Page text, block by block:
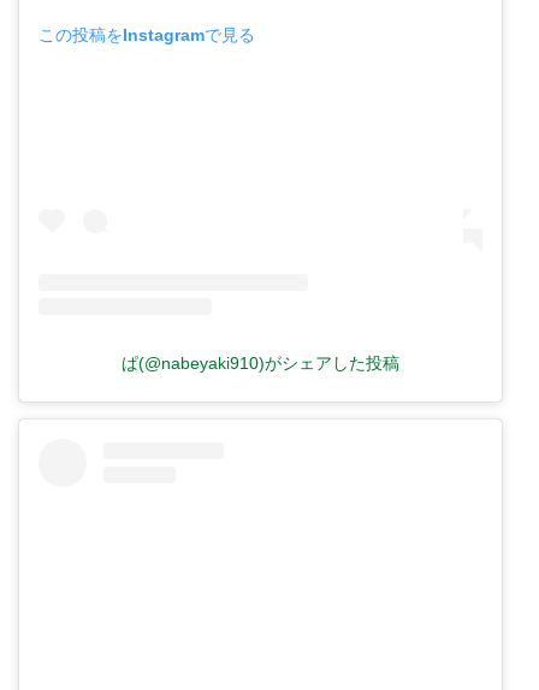
この投稿をInstagramで見る
ぱ(@nabeyaki910)がシェアした投稿